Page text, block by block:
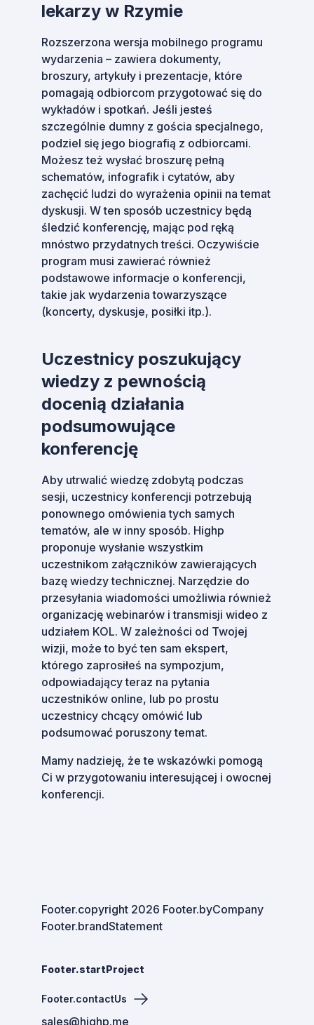
lekarzy w Rzymie
Rozszerzona wersja mobilnego programu
wydarzenia – zawiera dokumenty,
broszury, artykuły i prezentacje, które
pomagają odbiorcom przygotować się do
wykładów i spotkań. Jeśli jesteś
szczególnie dumny z gościa specjalnego,
podziel się jego biografią z odbiorcami.
Możesz też wysłać broszurę pełną
schematów, infografik i cytatów, aby
zachęcić ludzi do wyrażenia opinii na temat
dyskusji. W ten sposób uczestnicy będą
śledzić konferencję, mając pod ręką
mnóstwo przydatnych treści. Oczywiście
program musi zawierać również
podstawowe informacje o konferencji,
takie jak wydarzenia towarzyszące
(koncerty, dyskusje, posiłki itp.).
Uczestnicy poszukujący
wiedzy z pewnością
docenią działania
podsumowujące
konferencję
Aby utrwalić wiedzę zdobytą podczas
sesji, uczestnicy konferencji potrzebują
ponownego omówienia tych samych
tematów, ale w inny sposób. Highp
proponuje wysłanie wszystkim
uczestnikom załączników zawierających
bazę wiedzy technicznej. Narzędzie do
przesyłania wiadomości umożliwia również
organizację webinarów i transmisji wideo z
udziałem KOL. W zależności od Twojej
wizji, może to być ten sam ekspert,
którego zaprosiłeś na sympozjum,
odpowiadający teraz na pytania
uczestników online, lub po prostu
uczestnicy chcący omówić lub
podsumować poruszony temat.
Mamy nadzieję, że te wskazówki pomogą
Ci w przygotowaniu interesującej i owocnej
konferencji.
Footer.copyright 2026 Footer.byCompany
Footer.brandStatement
Footer.startProject
Footer.contactUs
sales@highp.me